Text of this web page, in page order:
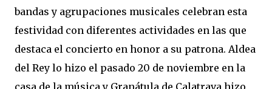
bandas y agrupaciones musicales celebran esta
festividad con diferentes actividades en las que
destaca el concierto en honor a su patrona. Aldea
del Rey lo hizo el pasado 20 de noviembre en la